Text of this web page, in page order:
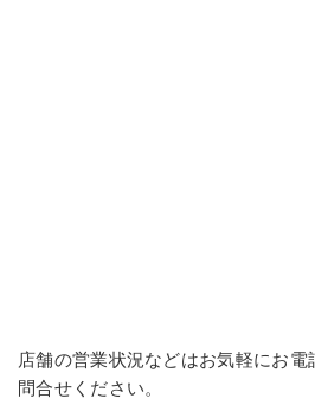
店舗の営業状況などはお気軽にお
問合せください。